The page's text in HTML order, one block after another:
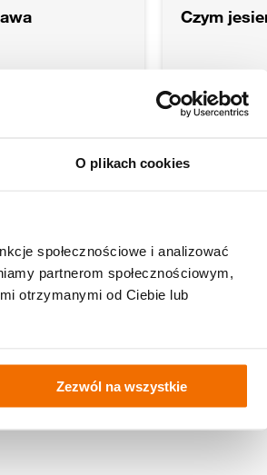
O plikach cookies
społecznościowe i analizować
partnerom społecznościowym,
otrzymanymi od Ciebie lub
Zezwól na wszystkie
02.11.2022
Czym
Szklarska